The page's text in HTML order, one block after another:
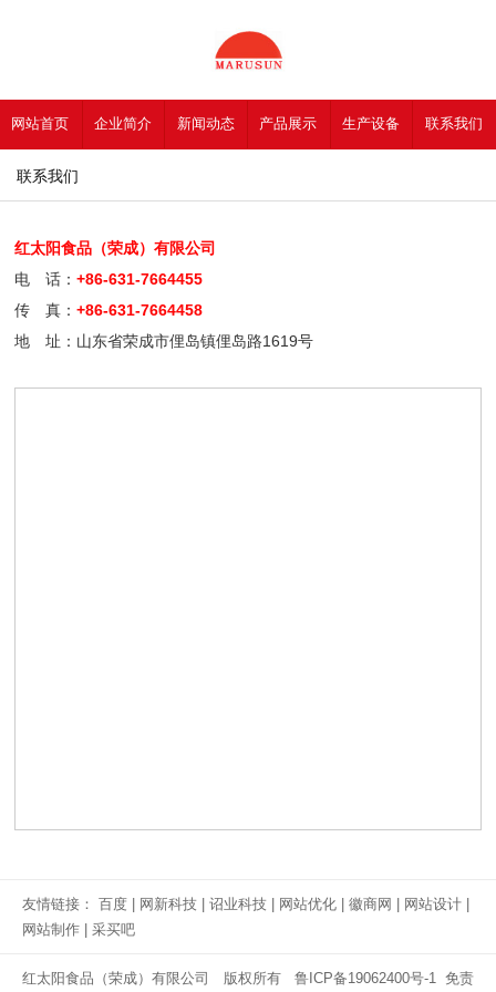
网站首页 企业简介 新闻动态 产品展示 生产设备 联系我们
联系我们
红太阳食品（荣成）有限公司
电 话：+86-631-7664455
传 真：+86-631-7664458
地 址：山东省荣成市俚岛镇俚岛路1619号
友情链接： 百度 | 网新科技 | 诏业科技 | 网站优化 | 徽商网 | 网站设计 |
网站制作 | 采买吧
红太阳食品（荣成）有限公司 版权所有 鲁ICP备19062400号-1 免责